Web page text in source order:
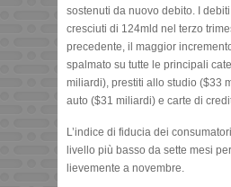
sostenuti da nuovo debito. I
cresciuti di 124mld nel terzo
precedente, il maggior
spalmato su tutte le principali
miliardi), prestiti allo studio ($33
auto ($31 miliardi) e carte di
L’indice di fiducia dei
livello più basso da sette mesi
lievemente a novembre.